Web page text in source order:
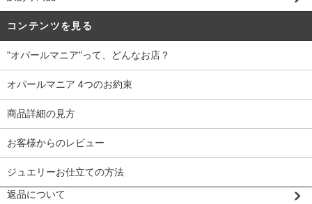
コンテンツを見る
"オパールマニア"って、どんなお店？
オパールマニア 4つのお約束
商品詳細の見方
お客様からのレビュー
ジュエリーお仕立ての方法
返品について